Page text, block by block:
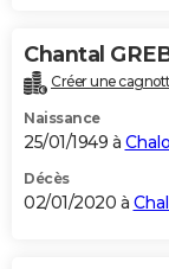
Chantal
Créer une
Naissance
25/01/1949 à
Décès
02/01/2020 à